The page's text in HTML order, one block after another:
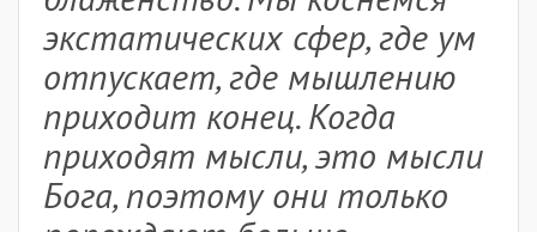
экстатических сфер, где ум
отпускает, где мышлению
приходит конец. Когда
приходят мысли, это мысли
Бога, поэтому они только